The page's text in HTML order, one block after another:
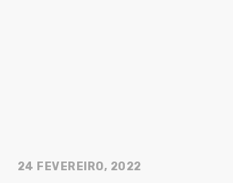
24 FEVEREIRO, 2022